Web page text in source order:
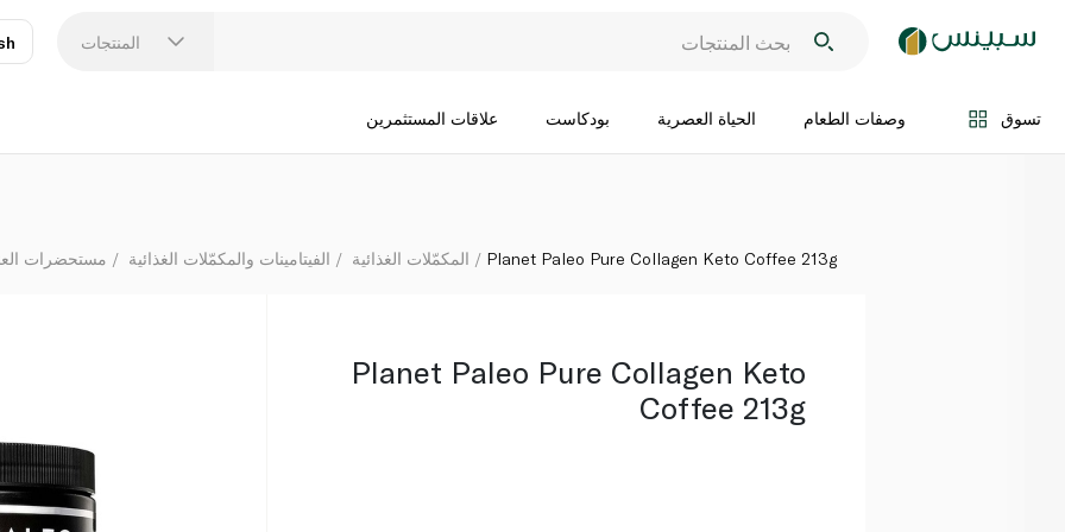
المنتجات
تسوق وصفات الطعام الحياة العصرية بودكاست علاقات المستثمرين
اضف الى السلة
مستحضرات الفيتامينات والمكمّلات الغذائية المكمّلات الغذائية Planet Paleo Pure Collagen Keto Coffee 213g
Planet Paleo Pure Collagen Keto
Coffee 213g